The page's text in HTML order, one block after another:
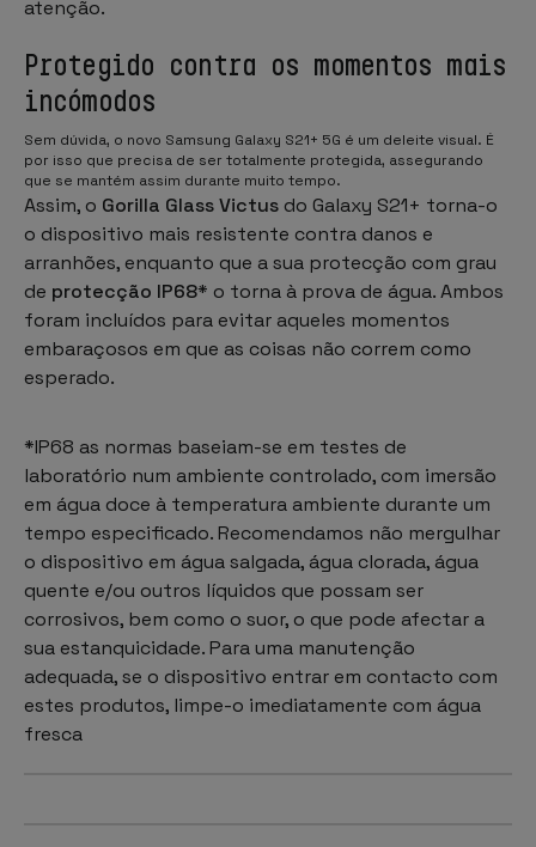
atenção.
Protegido contra os momentos mais
incómodos
Sem dúvida, o novo Samsung Galaxy S21+ 5G é um deleite visual. É
por isso que precisa de ser totalmente protegida, assegurando
que se mantém assim durante muito tempo.
Assim, o Gorilla Glass Victus do Galaxy S21+ torna-o
o dispositivo mais resistente contra danos e
arranhões, enquanto que a sua protecção com grau
de protecção IP68* o torna à prova de água. Ambos
foram incluídos para evitar aqueles momentos
embaraçosos em que as coisas não correm como
esperado.
*IP68 as normas baseiam-se em testes de
laboratório num ambiente controlado, com imersão
em água doce à temperatura ambiente durante um
tempo especificado. Recomendamos não mergulhar
o dispositivo em água salgada, água clorada, água
quente e/ou outros líquidos que possam ser
corrosivos, bem como o suor, o que pode afectar a
sua estanquicidade. Para uma manutenção
adequada, se o dispositivo entrar em contacto com
estes produtos, limpe-o imediatamente com água
fresca